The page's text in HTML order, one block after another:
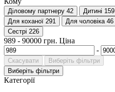
Діловому партнеру 42 Дитині 159
Для коханої 291 Для чоловіка 46
Сестрі 226
989 - 90000 грн. Ціна
-
Скасувати
Виберіть фільтри
Виберіть фільтри
Категорії